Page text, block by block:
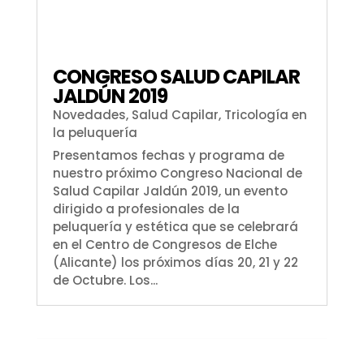
CONGRESO SALUD CAPILAR
JALDÚN 2019
Novedades, Salud Capilar, Tricología en
la peluquería
Presentamos fechas y programa de
nuestro próximo Congreso Nacional de
Salud Capilar Jaldún 2019, un evento
dirigido a profesionales de la
peluquería y estética que se celebrará
en el Centro de Congresos de Elche
(Alicante) los próximos días 20, 21 y 22
de Octubre. Los...